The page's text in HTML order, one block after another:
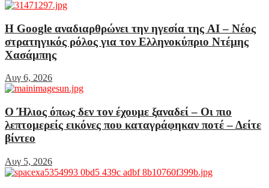
Η Google αναδιαρθρώνει την ηγεσία της AI – Νέος
στρατηγικός ρόλος για τον Ελληνοκύπριο Ντέμης
Χασάμπης
Αυγ 6, 2026
Ο Ήλιος όπως δεν τον έχουμε ξαναδεί – Οι πιο
λεπτομερείς εικόνες που καταγράφηκαν ποτέ – Δείτε
βίντεο
Αυγ 5, 2026